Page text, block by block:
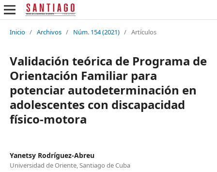
Inicio / Archivos / Núm. 154 (2021) / Artículos
Validación teórica de Programa de
Orientación Familiar para
potenciar autodeterminación en
adolescentes con discapacidad
físico-motora
Yanetsy Rodríguez-Abreu
Universidad de Oriente, Santiago de Cuba